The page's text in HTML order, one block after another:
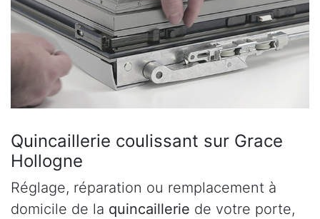
Quincaillerie coulissant sur Grace
Hollogne
Réglage, réparation ou remplacement à
domicile de la quincaillerie de votre porte,